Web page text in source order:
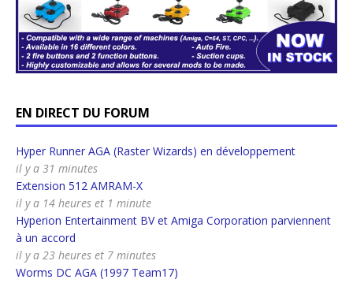
EN DIRECT DU FORUM
Hyper Runner AGA (Raster Wizards) en développement
il y a 31 minutes
Extension 512 AMRAM-X
il y a 14 heures et 1 minute
Hyperion Entertainment BV et Amiga Corporation parviennent
à un accord
il y a 23 heures et 7 minutes
Worms DC AGA (1997 Team17)